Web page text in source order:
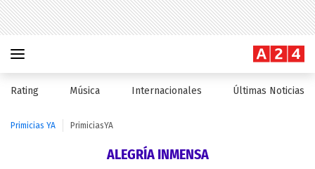
Rating Música Internacionales Últimas Noticias
Primicias YA PrimiciasYA
ALEGRÍA INMENSA